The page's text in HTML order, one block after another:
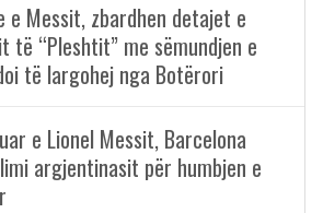
e Messit, zbardhen detajet e
të “Pleshtit” me sëmundjen e
të largohej nga Botërori
e Lionel Messit, Barcelona
argjentinasit për humbjen e